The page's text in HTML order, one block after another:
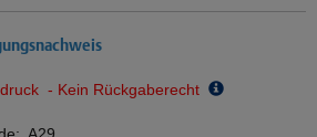
- Kein Rückgaberecht